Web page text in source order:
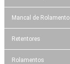
Mancal de Rolamento
Retentores
Rolamentos